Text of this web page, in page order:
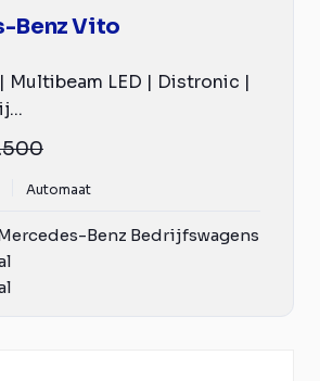
Benz Vito
| Multibeam LED | Distronic |
Automaat
Benz Bedrijfswagens